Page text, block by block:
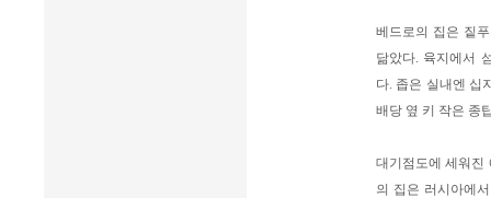
베드로의 집은 짙
닮았다. 육지에서
다. 좁은 실내엔 십
배당 옆 키 작은 종
대기점도에 세워진
의 집은 러시아에